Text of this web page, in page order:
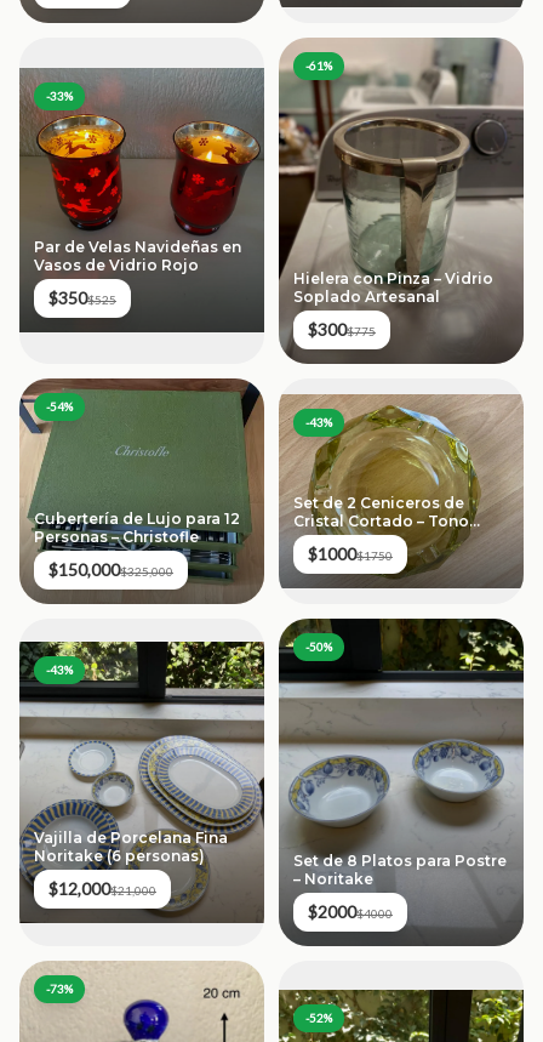
-33%
Par de Velas Navideñas en
Vasos de Vidrio Rojo
$350$525
-61%
Hielera con Pinza – Vidrio
Soplado Artesanal
$300$775
-54%
Cubertería de Lujo para 12
Personas – Christofle
$150,000$325,000
-43%
Set de 2 Ceniceros de
Cristal Cortado – Tono
Ámbar
$1000$1750
-43%
Vajilla de Porcelana Fina
Noritake (6 personas)
$12,000$21,000
-50%
Set de 8 Platos para Postre
– Noritake
$2000$4000
-73%
-52%